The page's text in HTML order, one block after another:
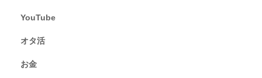
YouTube
オタ活
お金